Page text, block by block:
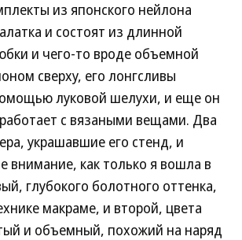
из японского нейлона
и состоят из длинной
и чего-то вроде объемной
сверху, его лонгсливы
луковой шелухи, и еще он
с вязаными вещами. Два
украшавшие его стенд, и
внимание, как только я вошла в
глубокого болотного оттенка,
макраме, и второй, цвета
и объемный, похожий на наряд